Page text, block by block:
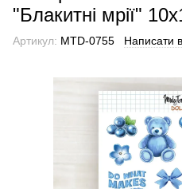
"Блакитні мрії"
Артикул: MTD-0755 Написати